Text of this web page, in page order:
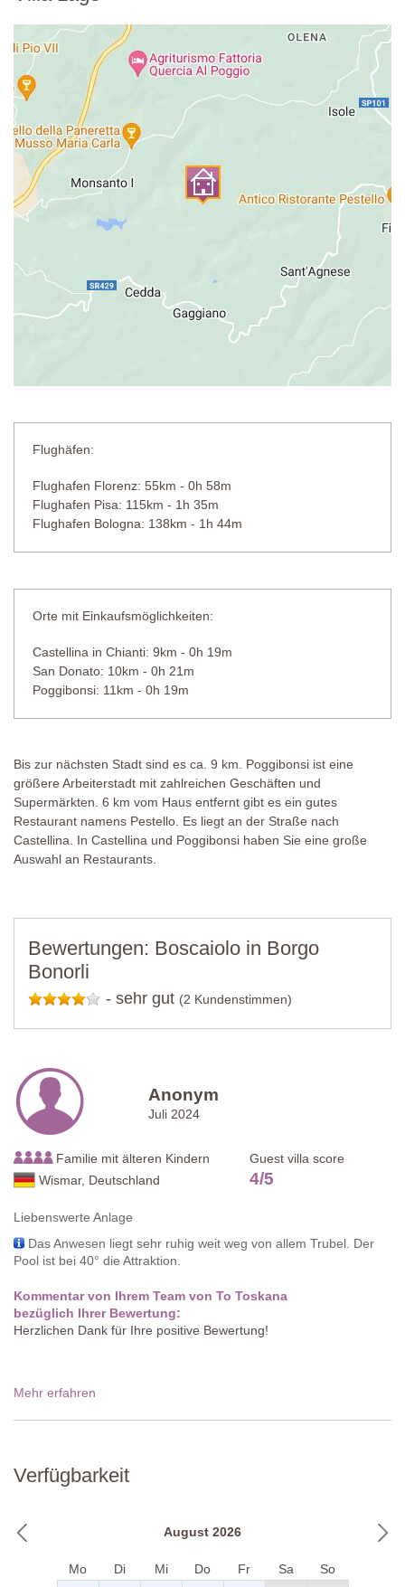
Flughäfen:
Flughafen Florenz: 55km - 0h 58m
Flughafen Pisa: 115km - 1h 35m
Flughafen Bologna: 138km - 1h 44m
Orte mit Einkaufsmöglichkeiten:
Castellina in Chianti: 9km - 0h 19m
San Donato: 10km - 0h 21m
Poggibonsi: 11km - 0h 19m
Bis zur nächsten Stadt sind es ca. 9 km. Poggibonsi ist eine
größere Arbeiterstadt mit zahlreichen Geschäften und
Supermärkten. 6 km vom Haus entfernt gibt es ein gutes
Restaurant namens Pestello. Es liegt an der Straße nach
Castellina. In Castellina und Poggibonsi haben Sie eine große
Auswahl an Restaurants.
Bewertungen: Boscaiolo in Borgo
Bonorli
- sehr gut (2 Kundenstimmen)
Anonym
Juli 2024
Familie mit älteren Kindern
Wismar, Deutschland
Guest villa score
4/5
Liebenswerte Anlage
Das Anwesen liegt sehr ruhig weit weg von allem Trubel. Der
Pool ist bei 40° die Attraktion.
Kommentar von Ihrem Team von To Toskana
bezüglich Ihrer Bewertung:
Herzlichen Dank für Ihre positive Bewertung!
Mehr erfahren
Verfügbarkeit
August 2026
Mo Di Mi Do Fr Sa So